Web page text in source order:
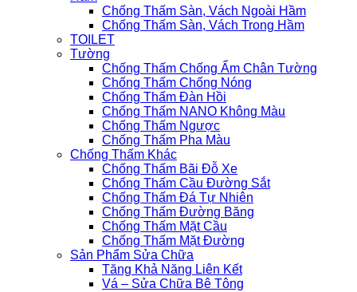
Chống Thấm Sàn, Vách Ngoài Hầm
Chống Thấm Sàn, Vách Trong Hầm
TOILET
Tường
Chống Thấm Chống Ẩm Chân Tường
Chống Thấm Chống Nóng
Chống Thấm Đàn Hồi
Chống Thấm NANO Không Màu
Chống Thấm Ngược
Chống Thấm Pha Màu
Chống Thấm Khác
Chống Thấm Bãi Đỗ Xe
Chống Thấm Cầu Đường Sắt
Chống Thấm Đá Tự Nhiên
Chống Thấm Đường Băng
Chống Thấm Mặt Cầu
Chống Thấm Mặt Đường
Sản Phẩm Sửa Chữa
Tăng Khả Năng Liên Kết
Vá – Sửa Chữa Bê Tông